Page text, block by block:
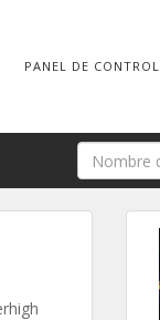
PANEL DE CONTROL